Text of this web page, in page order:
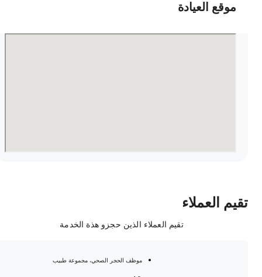
موقع العيادة
العملاء
تقيم العملاء الذين حجزو هذة الخدمة
موظف الحجر الصحي، مجموعة طبيب